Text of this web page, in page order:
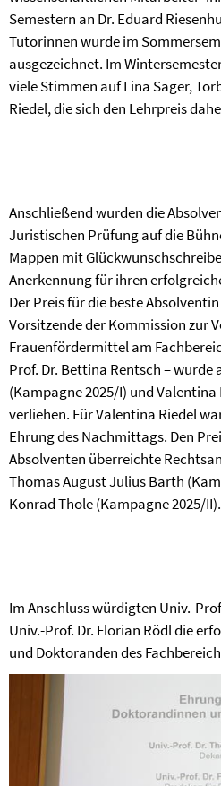
Semestern an Dr. Eduard
Tutorinnen wurde im
ausgezeichnet. Im
viele Stimmen auf Lina Sager,
Riedel, die sich den Lehrpreis
Anschließend wurden die
Juristischen Prüfung auf die
Mappen mit
Anerkennung für ihren
Der Preis für die beste
Vorsitzende der Kommission zur
Frauenfördermittel am
Prof. Dr. Bettina Rentsch – wurde
(Kampagne 2025/I) und
verliehen. Für Valentina Riedel
Ehrung des Nachmittags. Den
Absolventen überreichte
Thomas August Julius Barth
Konrad Thole (Kampagne 2025/II).
Im Anschluss würdigten Univ.-
Univ.-Prof. Dr. Florian Rödl die
und Doktoranden des